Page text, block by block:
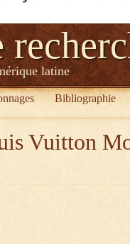
latine
Bibliographie
Vuitton